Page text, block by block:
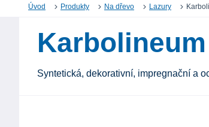
Úvod Produkty Na dřevo Lazury
Syntetická, dekorativní, impregnační a